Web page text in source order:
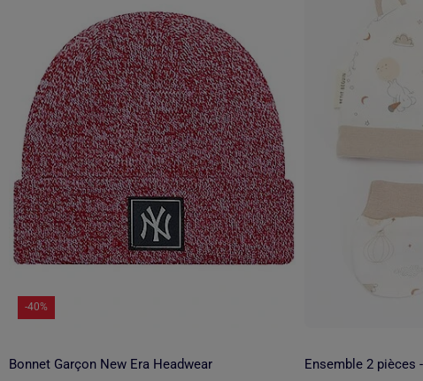
-40%
Bonnet Garçon New Era Headwear